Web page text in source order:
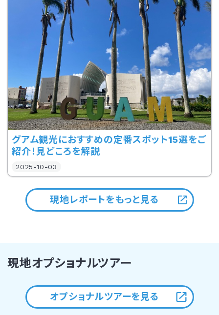
グアム観光におすすめの定番スポット15選をご
紹介！見どころを解説
2025-10-03
現地レポートをもっと見る
現地オプショナルツアー
オプショナルツアーを見る